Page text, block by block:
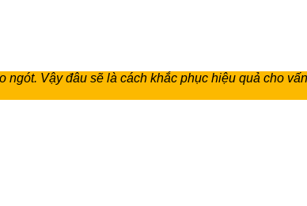
ngót. Vậy đâu sẽ là cách khắc phục hiệu quả cho